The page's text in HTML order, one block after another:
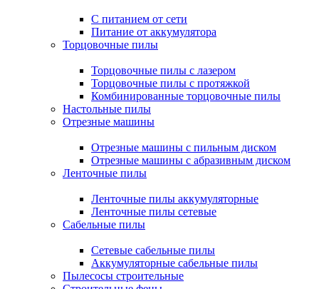
С питанием от сети
Питание от аккумулятора
Торцовочные пилы
Торцовочные пилы с лазером
Торцовочные пилы с протяжкой
Комбинированные торцовочные пилы
Настольные пилы
Отрезные машины
Отрезные машины с пильным диском
Отрезные машины с абразивным диском
Ленточные пилы
Ленточные пилы аккумуляторные
Ленточные пилы сетевые
Сабельные пилы
Сетевые сабельные пилы
Аккумуляторные сабельные пилы
Пылесосы строительные